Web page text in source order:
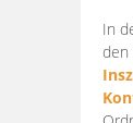
In
den